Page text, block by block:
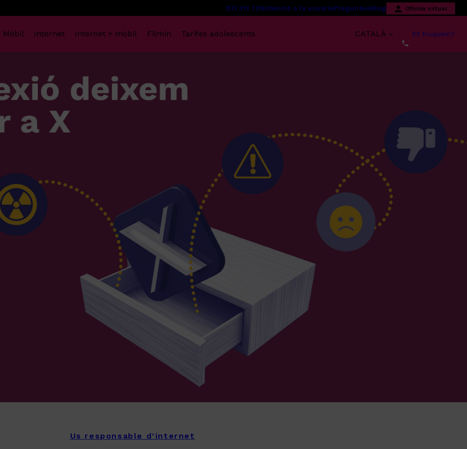
931 311 728Atenció a la usuàriaPreguntesBlog Oficina virtual
Mòbil Internet Internet + mòbil Filmin Tarifes adolescents CATALÀ Et truquem?
Us responsable d’internet